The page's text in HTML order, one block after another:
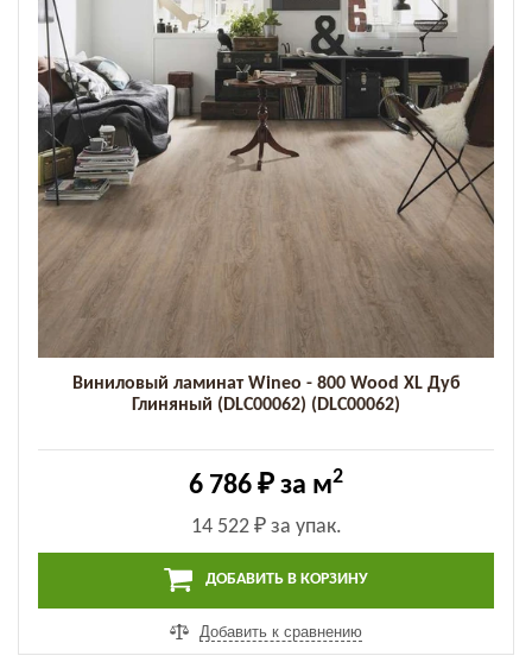
Виниловый ламинат Wineo - 800 Wood XL Дуб
Глиняный (DLC00062) (DLC00062)
6 786 ₽ за м2
14 522 ₽за упак.
ДОБАВИТЬ В КОРЗИНУ
Добавить к сравнению